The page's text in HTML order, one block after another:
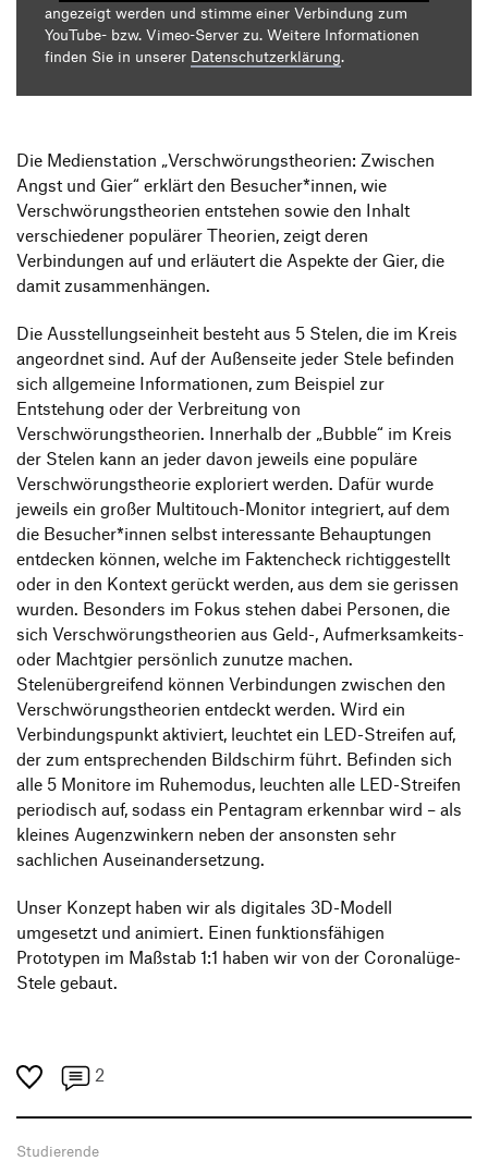
angezeigt werden und stimme einer Verbindung zum
YouTube- bzw. Vimeo-Server zu. Weitere Informationen
finden Sie in unserer Datenschutzerklärung.
Die Medienstation „Verschwörungstheorien: Zwischen
Angst und Gier“ erklärt den Besucher*innen, wie
Verschwörungstheorien entstehen sowie den Inhalt
verschiedener populärer Theorien, zeigt deren
Verbindungen auf und erläutert die Aspekte der Gier, die
damit zusammenhängen.
Die Ausstellungseinheit besteht aus 5 Stelen, die im Kreis
angeordnet sind. Auf der Außenseite jeder Stele befinden
sich allgemeine Informationen, zum Beispiel zur
Entstehung oder der Verbreitung von
Verschwörungstheorien. Innerhalb der „Bubble“ im Kreis
der Stelen kann an jeder davon jeweils eine populäre
Verschwörungstheorie exploriert werden. Dafür wurde
jeweils ein großer Multitouch-Monitor integriert, auf dem
die Besucher*innen selbst interessante Behauptungen
entdecken können, welche im Faktencheck richtiggestellt
oder in den Kontext gerückt werden, aus dem sie gerissen
wurden. Besonders im Fokus stehen dabei Personen, die
sich Verschwörungstheorien aus Geld-, Aufmerksamkeits-
oder Machtgier persönlich zunutze machen.
Stelenübergreifend können Verbindungen zwischen den
Verschwörungstheorien entdeckt werden. Wird ein
Verbindungspunkt aktiviert, leuchtet ein LED-Streifen auf,
der zum entsprechenden Bildschirm führt. Befinden sich
alle 5 Monitore im Ruhemodus, leuchten alle LED-Streifen
periodisch auf, sodass ein Pentagram erkennbar wird – als
kleines Augenzwinkern neben der ansonsten sehr
sachlichen Auseinandersetzung.
Unser Konzept haben wir als digitales 3D-Modell
umgesetzt und animiert. Einen funktionsfähigen
Prototypen im Maßstab 1:1 haben wir von der Coronalüge-
Stele gebaut.
2
Studierende